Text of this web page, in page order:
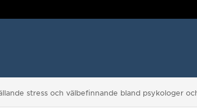
stress och välbefinnande bland psykologer